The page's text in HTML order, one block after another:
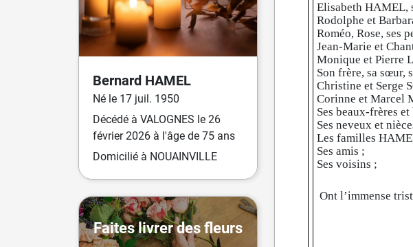
Bernard HAMEL
Né le 17 juil. 1950
Décédé à VALOGNES le 26
février 2026 à l'âge de 75 ans
Domicilié à NOUAINVILLE
Faites livrer des fleurs
Elisabeth HAMEL,
Rodolphe et
Roméo, Rose, ses
Jean-Marie et
Monique et Pierre
Son frère, sa sœur,
Christine et Serge
Corinne et Marcel
Ses beaux-frères
Ses neveux et
Les familles
Ses amis ;
Ses voisins ;
Ont l’immense